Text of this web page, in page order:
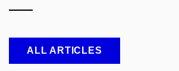
ALL ARTICLES